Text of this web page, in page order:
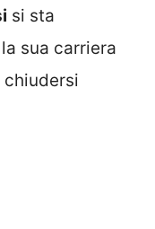
si sta
sua carriera